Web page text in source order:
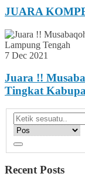
JUARA
7 Dec 2021
Juara !!
Tingkat
Recent Posts